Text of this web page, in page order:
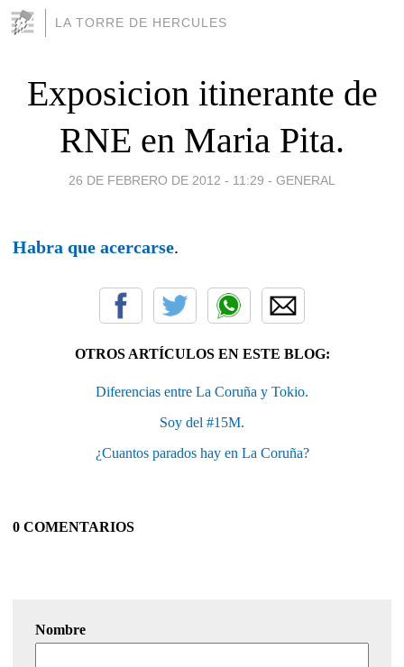
LA TORRE DE HERCULES
Exposicion itinerante de
RNE en Maria Pita.
26 DE FEBRERO DE 2012 - 11:29 - GENERAL
Habra que acercarse.
OTROS ARTÍCULOS EN ESTE BLOG:
Diferencias entre La Coruña y Tokio.
Soy del #15M.
¿Cuantos parados hay en La Coruña?
0 COMENTARIOS
Nombre